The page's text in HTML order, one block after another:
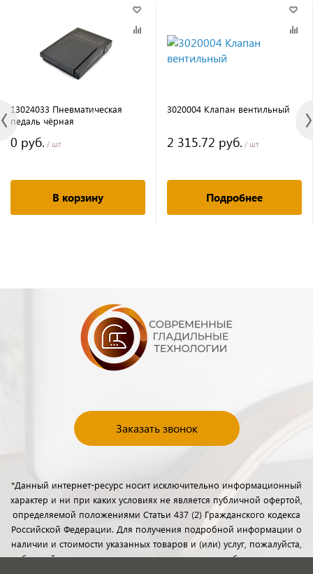
13024033 Пневматическая
педаль чёрная
0 руб. / шт
В корзину
3020004 Клапан вентильный
2 315.72 руб. / шт
Подробнее
Заказать звонок
*Данный интернет-ресурс носит исключительно информационный
характер и ни при каких условиях не является публичной офертой,
определяемой положениями Статьи 437 (2) Гражданского кодекса
Российской Федерации. Для получения подробной информации о
наличии и стоимости указанных товаров и (или) услуг, пожалуйста,
обращайтесь к менеджерам отдела клиентского обслуживания с